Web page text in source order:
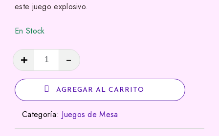
este juego explosivo.
En Stock
Pota-
Toh!
cantidad
AGREGAR AL CARRITO
Categoría: Juegos de Mesa